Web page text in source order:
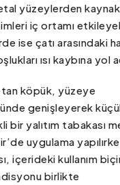
yüzeylerden
iç ortamı
ise çatı arasındaki
ısı kaybına yol
köpük, yüzeye
genişleyerek
bir yalıtım tabakası
uygulama
içerideki kullanım
birlikte